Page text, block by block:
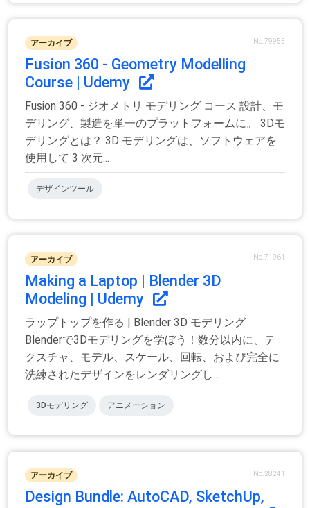
アーカイブ No.79955
Fusion 360 - Geometry Modelling
Course | Udemy
Fusion 360 - ジオメトリ モデリング コース 設計、モ
デリング、製造を単一のプラットフォームに。 3Dモ
デリングとは？ 3D モデリングは、ソフトウェアを
使用して 3 次元...
デザインツール
アーカイブ No.71961
Making a Laptop | Blender 3D
Modeling | Udemy
ラップトップを作る | Blender 3D モデリング
Blenderで3Dモデリングを学ぼう！数分以内に、テ
クスチャ、モデル、スケール、回転、および完全に
洗練されたデザインをレンダリングし...
3Dモデリング アニメーション
アーカイブ No.28241
Design Bundle: AutoCAD, SketchUp,